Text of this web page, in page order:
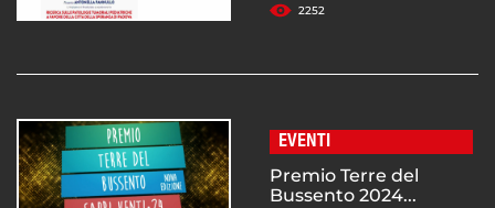
2252
EVENTI
Premio Terre del
Bussento 2024...